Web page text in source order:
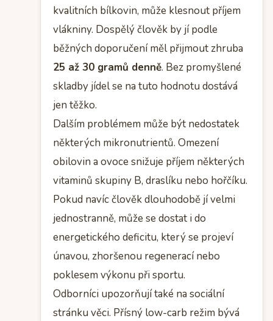
kvalitních bílkovin, může klesnout příjem
vlákniny. Dospělý člověk by jí podle
běžných doporučení měl přijmout zhruba
25 až 30 gramů denně. Bez promyšlené
skladby jídel se na tuto hodnotu dostává
jen těžko.
Dalším problémem může být nedostatek
některých mikronutrientů. Omezení
obilovin a ovoce snižuje příjem některých
vitaminů skupiny B, draslíku nebo hořčíku.
Pokud navíc člověk dlouhodobě jí velmi
jednostranně, může se dostat i do
energetického deficitu, který se projeví
únavou, zhoršenou regenerací nebo
poklesem výkonu při sportu.
Odborníci upozorňují také na sociální
stránku věci. Přísný low-carb režim bývá